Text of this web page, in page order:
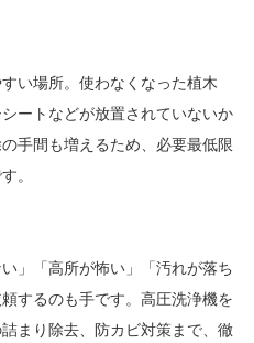
い場所。使わなくなった植木
ートなどが放置されていないか
手間も増えるため、必要最低限
。
」「高所が怖い」「汚れが落ち
するのも手です。高圧洗浄機を
まり除去、防カビ対策まで、徹